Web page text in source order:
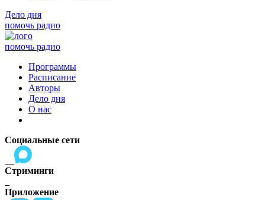
Дело дня
помочь радио
помочь радио
Программы
Расписание
Авторы
Дело дня
О нас
Социальные сети
Стриминги
Приложение